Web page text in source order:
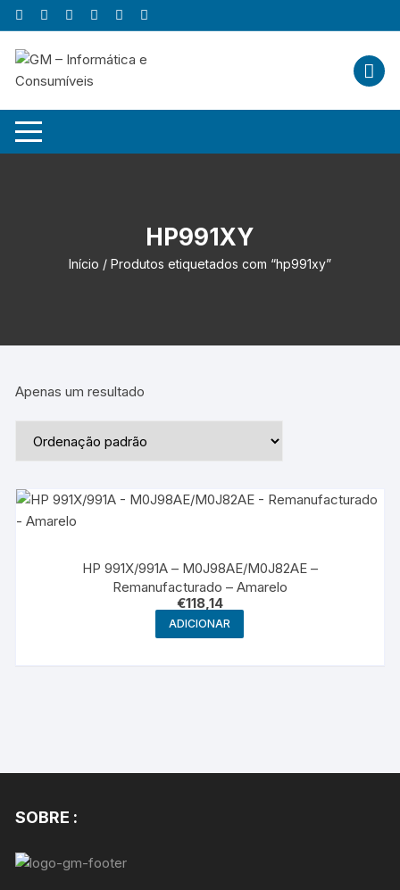
Skip
to
content
HP991XY
Início / Produtos etiquetados com “hp991xy”
Apenas um resultado
HP 991X/991A – M0J98AE/M0J82AE –
Remanufacturado – Amarelo
€118,14
ADICIONAR
SOBRE :